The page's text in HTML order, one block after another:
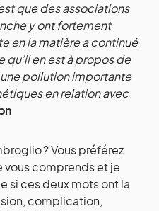
que des associations
y ont fortement
en la matière a continué
qu’il en est à propos de
pollution importante
en relation avec
? Vous préférez
vous comprends et je
si ces deux mots ont la
complication,